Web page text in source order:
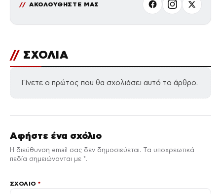
ΑΚΟΛΟΥΘΗΣΤΕ ΜΑΣ
// ΣΧΟΛΙΑ
Γίνετε ο πρώτος που θα σχολιάσει αυτό το άρθρο.
Αφήστε ένα σχόλιο
Η διεύθυνση email σας δεν δημοσιεύεται. Τα υποχρεωτικά
πεδία σημειώνονται με *.
ΣΧΌΛΙΟ*